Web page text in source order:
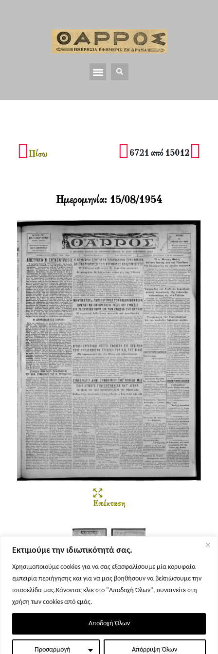
Εκτιμούμε την ιδιωτικότητά σας.
Χρησιμοποιούμε cookies για να σας εξασφαλίσουμε μία κορυφαία
εμπειρία περιήγησης και για να μας βοηθήσουν να βελτιώσουμε την
ιστοσελίδα μας.Κάνοντας κλικ στο "Αποδοχή Όλων", συναινείτε στη
χρήση των cookies από εμάς.
Προσαρμογή Απόρριψη Όλων
Αποδοχή Όλων
Πίσω 6721 από 15012
Επέκταση
Σελίδα 1 Σελίδα 2
Ημερομηνία: 15/08/1954